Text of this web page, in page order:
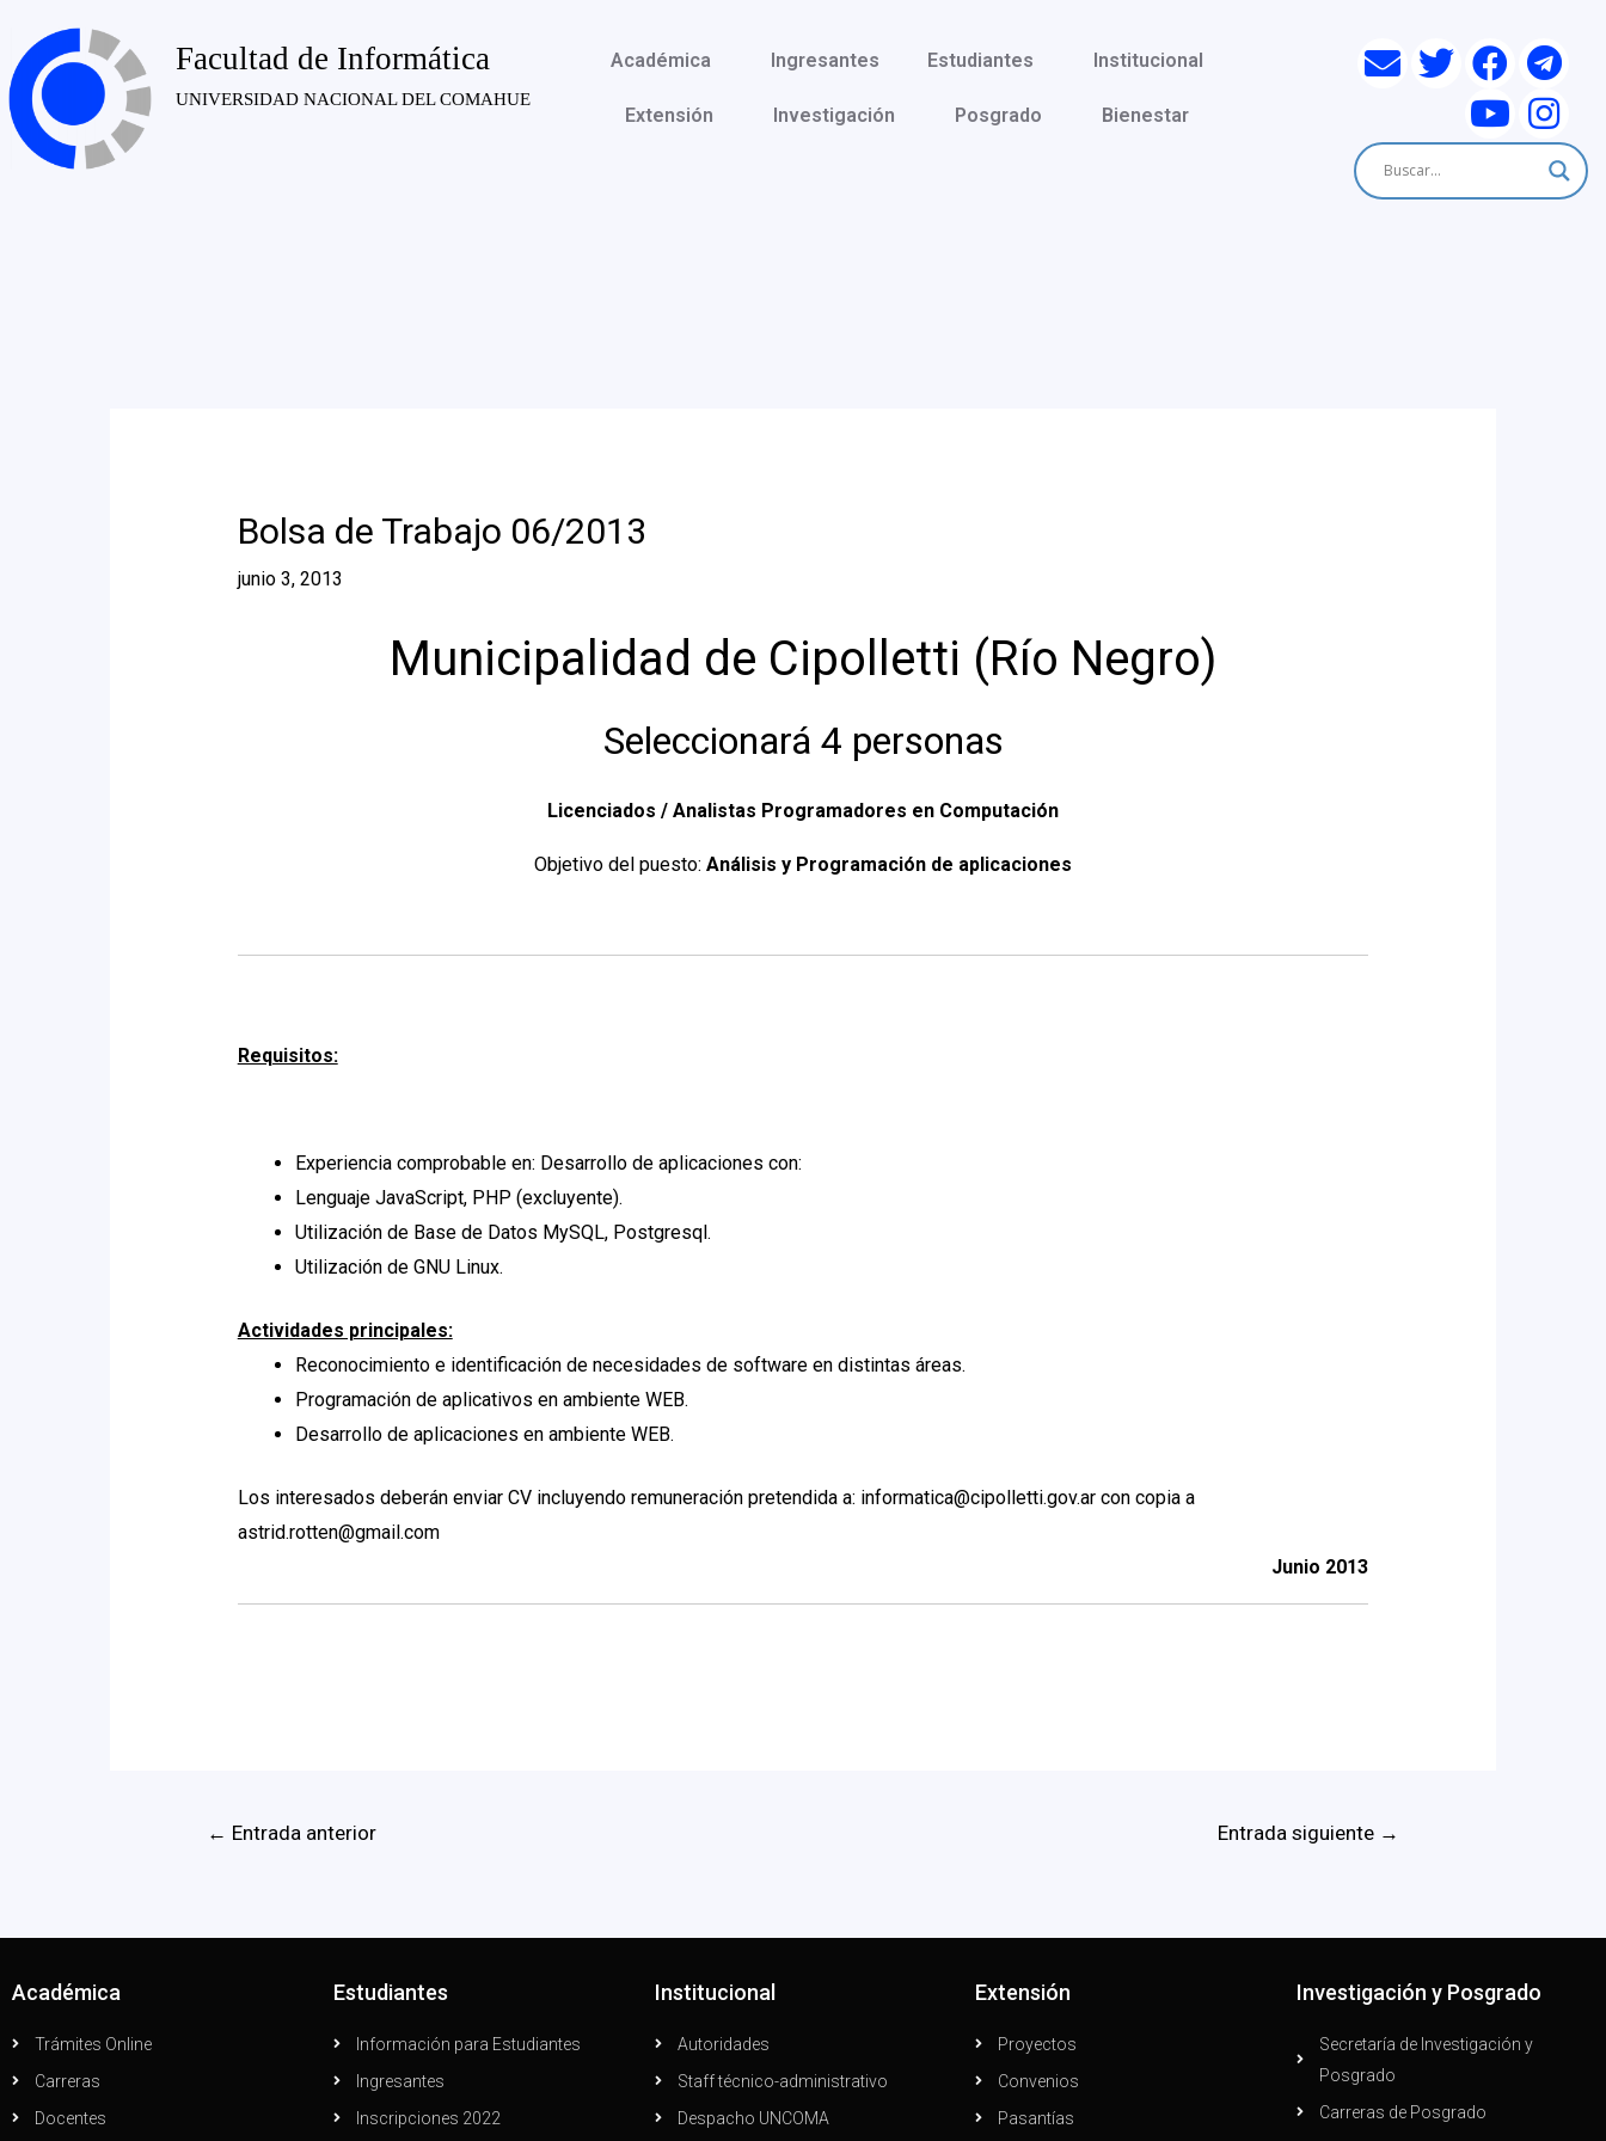
Facultad de Informática
UNIVERSIDAD NACIONAL DEL COMAHUE
Académica Ingresantes Estudiantes Institucional
Extensión Investigación Posgrado Bienestar
Bolsa de Trabajo 06/2013
junio 3, 2013
Municipalidad de Cipolletti (Río Negro)
Seleccionará 4 personas
Licenciados / Analistas Programadores en Computación
Objetivo del puesto: Análisis y Programación de aplicaciones
Requisitos:
Experiencia comprobable en: Desarrollo de aplicaciones con:
Lenguaje JavaScript, PHP (excluyente).
Utilización de Base de Datos MySQL, Postgresql.
Utilización de GNU Linux.
Actividades principales:
Reconocimiento e identificación de necesidades de software en distintas áreas.
Programación de aplicativos en ambiente WEB.
Desarrollo de aplicaciones en ambiente WEB.
Los interesados deberán enviar CV incluyendo remuneración pretendida a: informatica@cipolletti.gov.ar con copia a
astrid.rotten@gmail.com
Junio 2013
← Entrada anterior Entrada siguiente →
Académica
Trámites Online
Carreras
Docentes
Estudiantes
Información para Estudiantes
Ingresantes
Inscripciones 2022
Institucional
Autoridades
Staff técnico-administrativo
Despacho UNCOMA
Extensión
Proyectos
Convenios
Pasantías
Investigación y Posgrado
Secretaría de Investigación y
Posgrado
Carreras de Posgrado